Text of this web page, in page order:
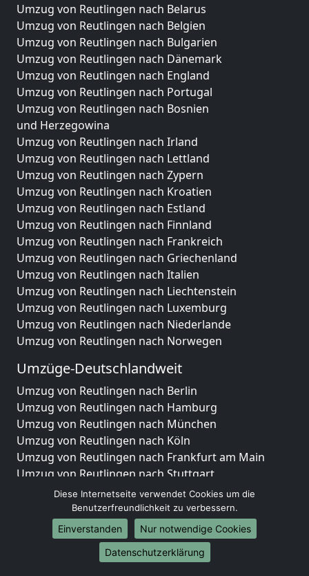
Umzug von Reutlingen nach Belarus
Umzug von Reutlingen nach Belgien
Umzug von Reutlingen nach Bulgarien
Umzug von Reutlingen nach Dänemark
Umzug von Reutlingen nach England
Umzug von Reutlingen nach Portugal
Umzug von Reutlingen nach Bosnien
und Herzegowina
Umzug von Reutlingen nach Irland
Umzug von Reutlingen nach Lettland
Umzug von Reutlingen nach Zypern
Umzug von Reutlingen nach Kroatien
Umzug von Reutlingen nach Estland
Umzug von Reutlingen nach Finnland
Umzug von Reutlingen nach Frankreich
Umzug von Reutlingen nach Griechenland
Umzug von Reutlingen nach Italien
Umzug von Reutlingen nach Liechtenstein
Umzug von Reutlingen nach Luxemburg
Umzug von Reutlingen nach Niederlande
Umzug von Reutlingen nach Norwegen
Umzüge-Deutschlandweit
Umzug von Reutlingen nach Berlin
Umzug von Reutlingen nach Hamburg
Umzug von Reutlingen nach München
Umzug von Reutlingen nach Köln
Umzug von Reutlingen nach Frankfurt am Main
Umzug von Reutlingen nach Stuttgart
Umzug von Reutlingen nach Düsseldorf
Umzug von Reutlingen nach Leipzig
Umzug von Reutlingen nach Dortmund
Umzug von Reutlingen nach Essen
Umzug von Reutlingen nach Bremen
Diese Internetseite verwendet Cookies um die
Benutzerfreundlichkeit zu verbessern.
Einverstanden
Nur notwendige Cookies
Datenschutzerklärung